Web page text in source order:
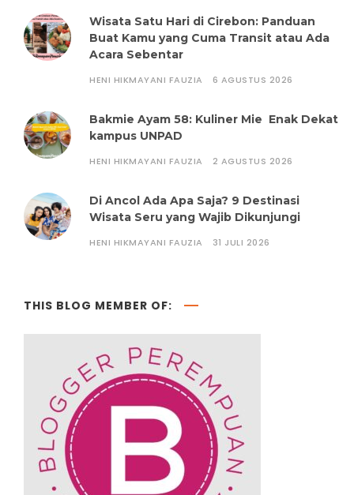
Wisata Satu Hari di Cirebon: Panduan
Buat Kamu yang Cuma Transit atau Ada
Acara Sebentar
HENI HIKMAYANI FAUZIA 6 AGUSTUS 2026
Bakmie Ayam 58: Kuliner Mie Enak Dekat
kampus UNPAD
HENI HIKMAYANI FAUZIA 2 AGUSTUS 2026
Di Ancol Ada Apa Saja? 9 Destinasi
Wisata Seru yang Wajib Dikunjungi
HENI HIKMAYANI FAUZIA 31 JULI 2026
THIS BLOG MEMBER OF: